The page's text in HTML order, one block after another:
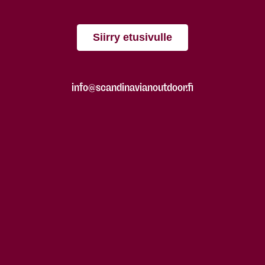
Siirry etusivulle
info@scandinavianoutdoor.fi